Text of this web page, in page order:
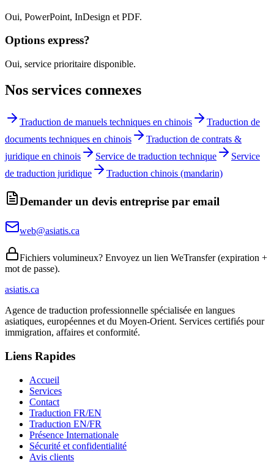
Oui, PowerPoint, InDesign et PDF.
Options express?
Oui, service prioritaire disponible.
Nos services connexes
Traduction de manuels techniques en chinois
Traduction de
documents techniques en chinois
Traduction de contrats &
juridique en chinois
Service de traduction technique
Service
de traduction juridique
Traduction chinois (mandarin)
Demander un devis entreprise par email
web@asiatis.ca
Fichiers volumineux? Envoyez un lien WeTransfer (expiration +
mot de passe).
asiatis.ca
Agence de traduction professionnelle spécialisée en langues
asiatiques, européennes et du Moyen-Orient. Services certifiés pour
immigration, affaires et conformité.
Liens Rapides
Accueil
Services
Contact
Traduction FR/EN
Traduction EN/FR
Présence Internationale
Sécurité et confidentialité
Avis clients